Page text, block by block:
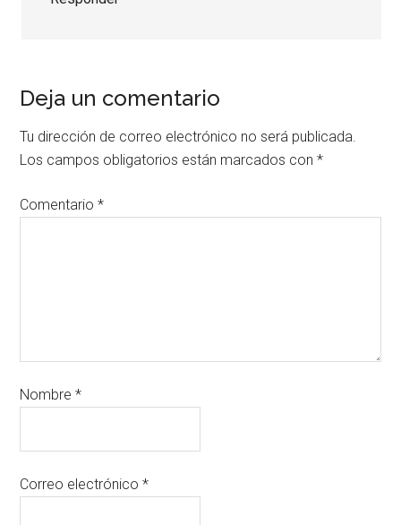
Deja un comentario
Tu dirección de correo electrónico no será publicada.
Los campos obligatorios están marcados con*
Comentario*
Nombre*
Correo electrónico*